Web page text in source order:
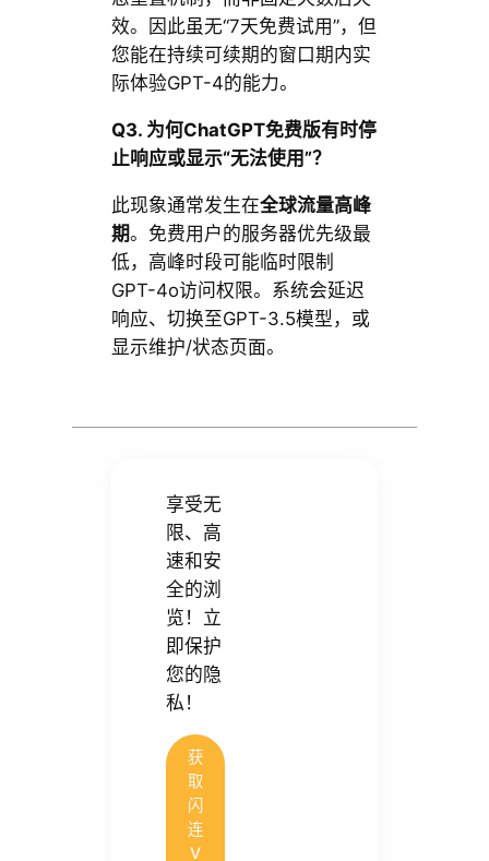
效。因此虽无“7天免费试用”，但
您能在持续可续期的窗口期内实
际体验GPT-4的能力。
Q3. 为何ChatGPT免费版有时停
止响应或显示“无法使用”？
此现象通常发生在全球流量高峰
期。免费用户的服务器优先级最
低，高峰时段可能临时限制
GPT-4o访问权限。系统会延迟
响应、切换至GPT-3.5模型，或
显示维护/状态页面。
享受无
限、高
速和安
全的浏
览！立
即保护
您的隐
私！
获
取
闪
连
V